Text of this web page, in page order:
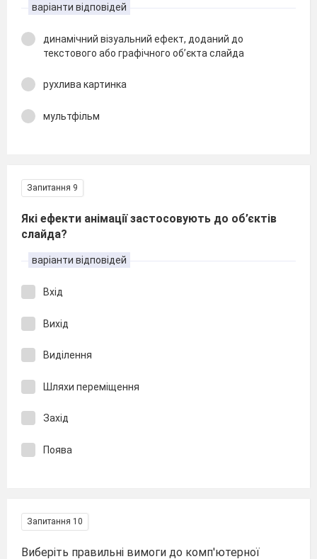
варіанти відповідей
динамічний візуальний ефект, доданий до
текстового або графічного об’єкта слайда
рухлива картинка
мультфільм
Запитання 9
Які ефекти анімації застосовують до об’єктів
слайда?
варіанти відповідей
Вхід
Вихід
Виділення
Шляхи переміщення
Захід
Поява
Запитання 10
Виберіть правильні вимоги до комп'ютерної